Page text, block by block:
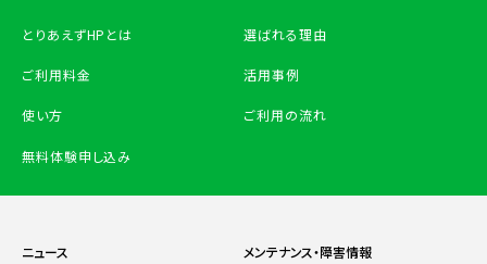
とりあえずHPとは
ご利用料金
使い方
選ばれる理由
活用事例
ご利用の流れ
無料体験申し込み
ニュース
メンテナンス・障害情報